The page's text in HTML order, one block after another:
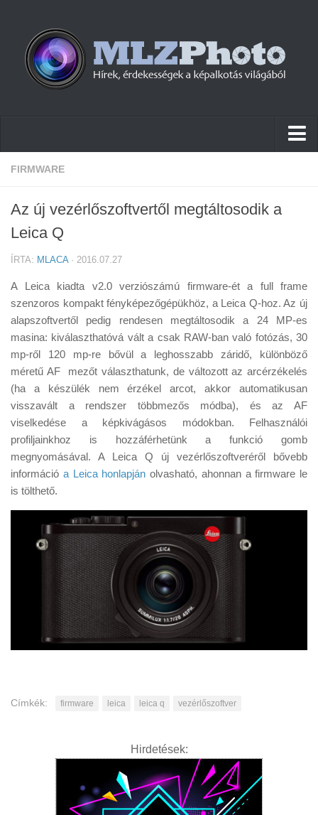
Hírek
Cikkek
Tanácsok
Érdekességek
Helyszíni Riport
E-BB
FIRMWARE
Az új vezérlőszoftvertől megtáltosodik a
Leica Q
ÍRTA: MLACA· 2016.07.27
A Leica kiadta v2.0 verziószámú firmware-ét a full frame
szenzoros kompakt fényképezőgépükhöz, a Leica Q-hoz. Az új
alapszoftvertől pedig rendesen megtáltosodik a 24 MP-es
masina: kiválaszthatóvá vált a csak RAW-ban való fotózás, 30
mp-ről 120 mp-re bővül a leghosszabb záridő, különböző
méretű AF mezőt választhatunk, de változott az arcérzékelés
(ha a készülék nem érzékel arcot, akkor automatikusan
visszavált a rendszer többmezős módba), és az AF
viselkedése a képkivágásos módokban. Felhasználói
profiljainkhoz is hozzáférhetünk a funkció gomb
megnyomásával. A Leica Q új vezérlőszoftveréről bővebb
információ a Leica honlapján olvasható, ahonnan a firmware le
is tölthető.
Címkék: firmware leica leica q vezérlőszoftver
Hirdetések: